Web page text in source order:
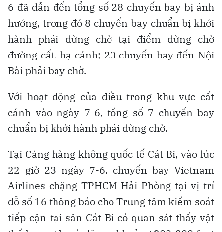
6 đã dẫn đến tổng số 28 chuyến bay bị ảnh
hưởng, trong đó 8 chuyến bay chuẩn bị khởi
hành phải dừng chờ tại điểm dừng chờ
đường cất, hạ cánh; 20 chuyến bay đến Nội
Bài phải bay chờ.
Với hoạt động của diều trong khu vực cất
cánh vào ngày 7-6, tổng số 7 chuyến bay
chuẩn bị khởi hành phải dừng chờ.
Tại Cảng hàng không quốc tế Cát Bi, vào lúc
22 giờ 23 ngày 7-6, chuyến bay Vietnam
Airlines chặng TPHCM-Hải Phòng tại vị trí
đỗ số 16 thông báo cho Trung tâm kiểm soát
tiếp cận-tại sân Cát Bi có quan sát thấy vật